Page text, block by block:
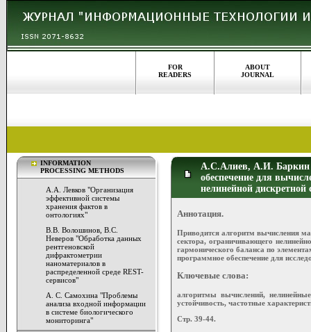
FOR
READERS
ABOUT
JOURNAL
INFORMATION
PROCESSING METHODS
А.А. Левков "Организация
эффективной системы
хранения фактов в
онтологиях"
В.В. Волошинов, В.С.
Неверов "Обработка данных
рентгеновской
дифрактометрии
наноматериалов в
распределенной среде REST-
сервисов"
А. С. Самохина "Проблемы
анализа входной информации
в системе биологического
мониторинга"
А.С.Алиев, А.И. Баркин
обеспечение для
нелинейной
Аннотация.
Приводится алгоритм вычисления
сектора, ограничивающего
гармонического баланса по
программное обеспечение для
Ключевые слова:
алгоритмы вычислений,
устойчивость, частотные
Стр. 39-44.